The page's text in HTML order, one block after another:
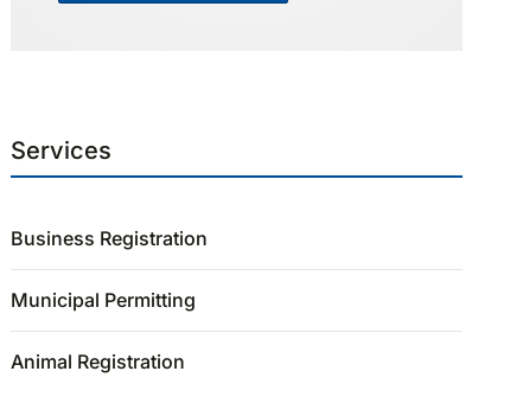
Services
Business Registration
Municipal Permitting
Animal Registration